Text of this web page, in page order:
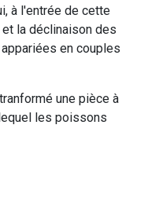
à l'entrée de cette
la déclinaison des
en couples
une pièce à
les poissons